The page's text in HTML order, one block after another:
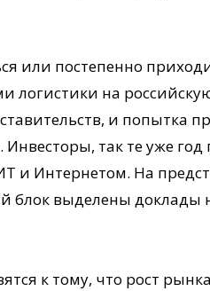
или постепенно
логистики на
и попытка
так те уже год
и Интернетом. На
блок выделены доклады
к тому, что рост